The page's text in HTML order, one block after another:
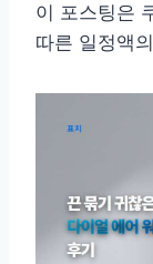
이 포스팅은
따른 일정액